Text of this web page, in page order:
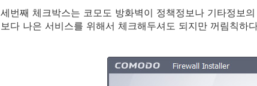
세번째 체크박스는 코모도 방화벽이 정책정보나 기타정보
보다 나은 서비스를 위해서 체크해두셔도 되지만 꺼림칙하